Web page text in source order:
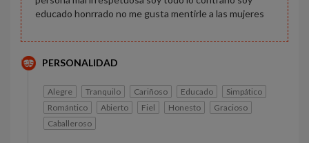
educado honrrado no me gusta mentirle a las mujeres
PERSONALIDAD
Alegre Tranquilo Cariñoso Educado
Simpático
Romántico
Abierto Fiel Honesto
Gracioso
Caballeroso